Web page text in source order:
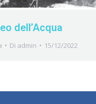
dell’Acqua
Di admin 15/12/2022